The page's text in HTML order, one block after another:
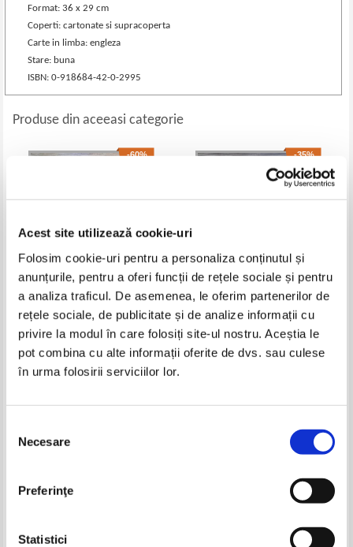
Acest site utilizează cookie-uri
Folosim cookie-uri pentru a personaliza conținutul și
anunțurile, pentru a oferi funcții de rețele sociale și pentru
a analiza traficul. De asemenea, le oferim partenerilor de
rețele sociale, de publicitate și de analize informații cu
privire la modul în care folosiți site-ul nostru. Aceștia le
pot combina cu alte informații oferite de dvs. sau culese
în urma folosirii serviciilor lor.
consimțământului
Necesare
Preferinţe
Statistici
Format: 36 x 29 cm
Coperti: cartonate si supracoperta
Carte in limba: engleza
Stare: buna
ISBN: 0-918684-42-0-2995
Produse din aceeasi categorie
-60%
Rome. Au cours des siecles
Pret:37,00Lei 14,80 Lei
Adaugă în coș
-35%
Tezaurul Romaniei. Bucuresti
Pret:20,00Lei 13,00 Lei